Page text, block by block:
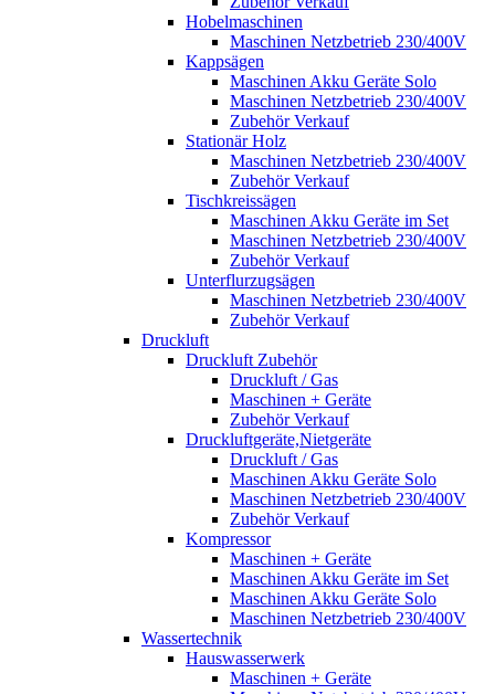
Hobelmaschinen
Maschinen Netzbetrieb 230/400V
Kappsägen
Maschinen Akku Geräte Solo
Maschinen Netzbetrieb 230/400V
Zubehör Verkauf
Stationär Holz
Maschinen Netzbetrieb 230/400V
Zubehör Verkauf
Tischkreissägen
Maschinen Akku Geräte im Set
Maschinen Netzbetrieb 230/400V
Zubehör Verkauf
Unterflurzugsägen
Maschinen Netzbetrieb 230/400V
Zubehör Verkauf
Druckluft
Druckluft Zubehör
Druckluft / Gas
Maschinen + Geräte
Zubehör Verkauf
Druckluftgeräte,Nietgeräte
Druckluft / Gas
Maschinen Akku Geräte Solo
Maschinen Netzbetrieb 230/400V
Zubehör Verkauf
Kompressor
Maschinen + Geräte
Maschinen Akku Geräte im Set
Maschinen Akku Geräte Solo
Maschinen Netzbetrieb 230/400V
Wassertechnik
Hauswasserwerk
Maschinen + Geräte